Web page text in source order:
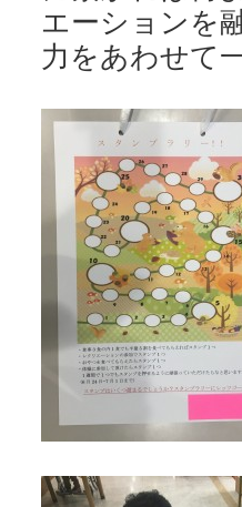
エーションを
力をあわせて